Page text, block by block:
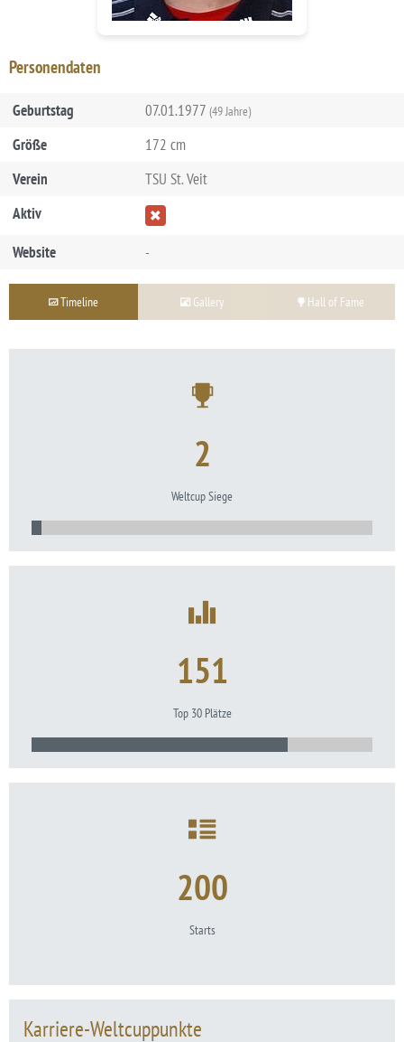
Personendaten
Geburtstag 07.01.1977 (49 Jahre)
Größe
172 cm
Verein
TSU St. Veit
Aktiv
Website
-
Timeline Gallery Hall of Fame
2
Weltcup Siege
151
Top 30 Plätze
200
Starts
Karriere-Weltcuppunkte